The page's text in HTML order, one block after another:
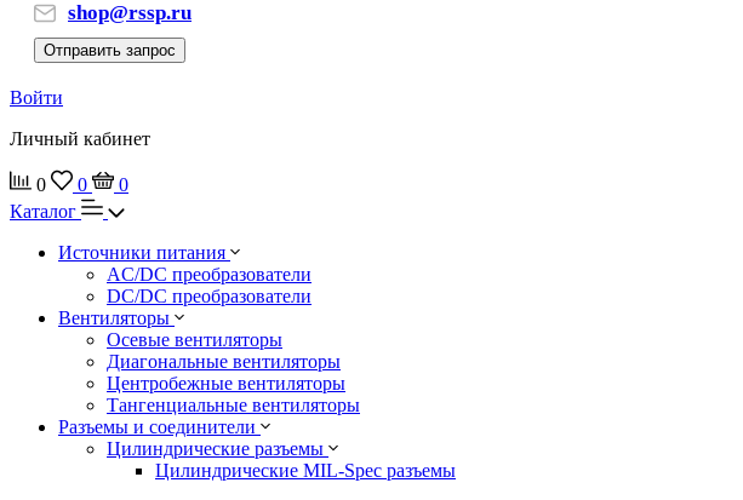
shop@rssp.ru
Отправить запрос
Войти
Личный кабинет
0 0
0
Каталог
Источники питания
AC/DC преобразователи
DC/DC преобразователи
Вентиляторы
Осевые вентиляторы
Диагональные вентиляторы
Центробежные вентиляторы
Тангенциальные вентиляторы
Разъемы и соединители
Цилиндрические разъемы
Цилиндрические MIL-Spec разъемы